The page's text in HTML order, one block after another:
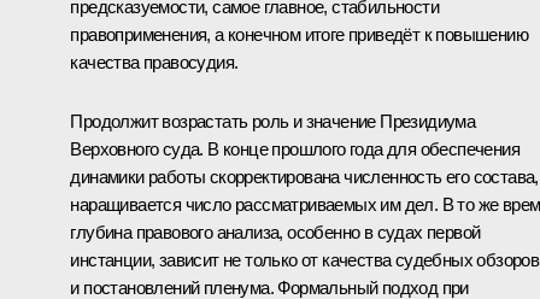
предсказуемости, самое главное, стабильности
правоприменения, а конечном итоге приведёт к повышению
качества правосудия.
Продолжит возрастать роль и значение Президиума
Верховного суда. В конце прошлого года для обеспечения
динамики работы скорректирована численность его состава,
наращивается число рассматриваемых им дел. В то же
глубина правового анализа, особенно в судах первой
инстанции, зависит не только от качества судебных обзоров
и постановлений пленума. Формальный подход при